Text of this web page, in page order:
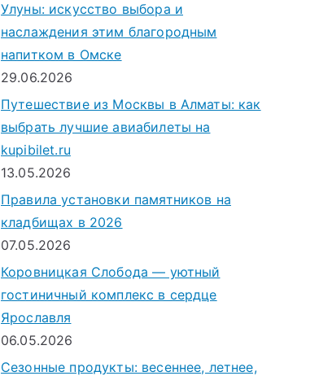
Улуны: искусство выбора и
наслаждения этим благородным
напитком в Омске
29.06.2026
Путешествие из Москвы в Алматы: как
выбрать лучшие авиабилеты на
kupibilet.ru
13.05.2026
Правила установки памятников на
кладбищах в 2026
07.05.2026
Коровницкая Слобода — уютный
гостиничный комплекс в сердце
Ярославля
06.05.2026
Сезонные продукты: весеннее, летнее,